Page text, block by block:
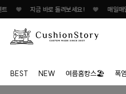
지금 바로 돌려보세요! 매일매
BEST NEW 여름홈캉스🏖 폭